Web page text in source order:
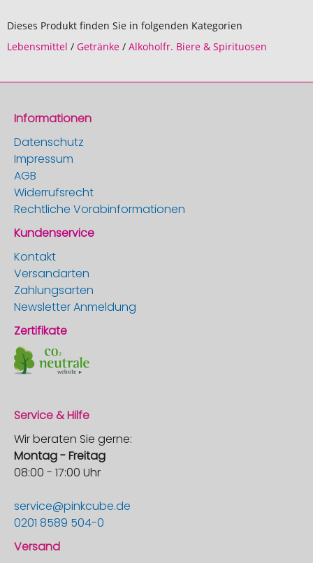
Dieses Produkt finden Sie in folgenden Kategorien
Lebensmittel / Getränke / Alkoholfr. Biere & Spirituosen
Informationen
Datenschutz
Impressum
AGB
Widerrufsrecht
Rechtliche Vorabinformationen
Kundenservice
Kontakt
Versandarten
Zahlungsarten
Newsletter Anmeldung
Zertifikate
Service & Hilfe
Wir beraten Sie gerne:
Montag - Freitag
08:00 - 17:00 Uhr
service@pinkcube.de
0201 8589 504-0
Versand